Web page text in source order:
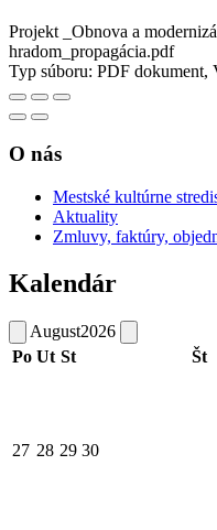
Projekt _Obnova a
hradom_propagácia.pdf
Typ súboru: PDF
O nás
Mestské kultúrne
Aktuality
Zmluvy, faktúry,
Kalendár
August2026
Po Ut St Št
27 28 29 30